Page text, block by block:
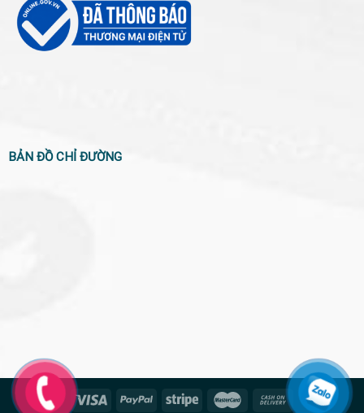
BẢN ĐỒ CHỈ ĐƯỜNG